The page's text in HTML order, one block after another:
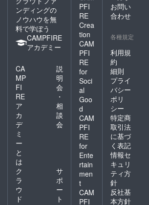
ンディングの
ノウハウを無
料で学ぼう
CAMPFIRE
アカデミー
CA
MP
FI
RE
ア
カ
デ
ミ
ー
と
は
説
明
会
・
相
談
会
ク
ラ
ウ
ド
サ
ポ
ー
ト
PFI
RE
Crea
tion
CAM
PFI
RE
for
Soci
al
Goo
d
CAM
PFI
RE
for
Ente
rtain
men
t
CAM
PFI
お問い
合わせ
各種規定
利用規
約
細則
プライ
バシー
ポリ
シー
特定商
取引法
に基づ
く表記
情報セ
キュリ
ティ方
針
反社基
本方針